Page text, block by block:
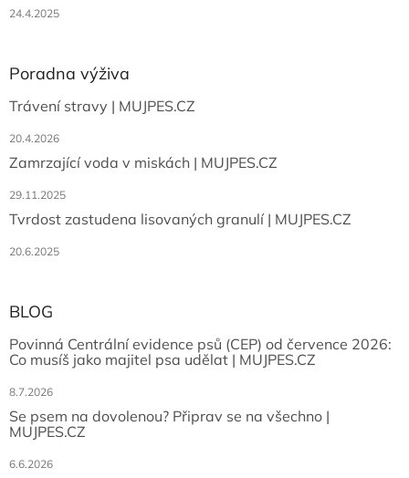
24.4.2025
Poradna výživa
Trávení stravy | MUJPES.CZ
20.4.2026
Zamrzající voda v miskách | MUJPES.CZ
29.11.2025
Tvrdost zastudena lisovaných granulí | MUJPES.CZ
20.6.2025
BLOG
Povinná Centrální evidence psů (CEP) od července 2026:
Co musíš jako majitel psa udělat | MUJPES.CZ
8.7.2026
Se psem na dovolenou? Připrav se na všechno |
MUJPES.CZ
6.6.2026